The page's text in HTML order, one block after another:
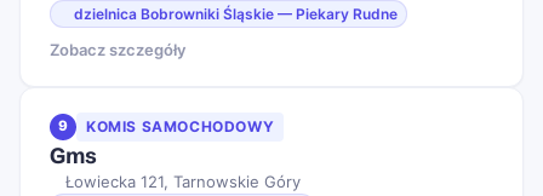
dzielnica Bobrowniki Śląskie — Piekary Rudne
Zobacz szczegóły
9 KOMIS SAMOCHODOWY
Gms
Łowiecka 121, Tarnowskie Góry